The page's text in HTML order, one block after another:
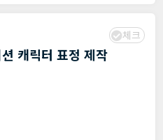
체크
캐릭터 표정 제작